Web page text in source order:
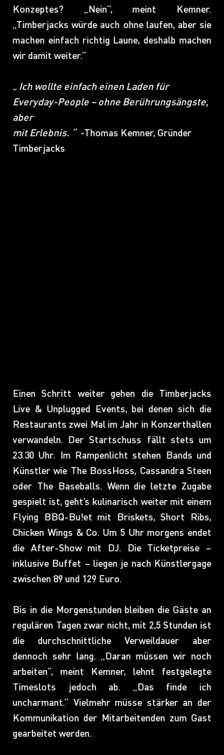
Konzeptes? „Nein“, meint Kemner.
„Timberjacks würde auch ohne laufen, aber sie
machen einfach richtig Laune, deshalb machen
wir damit weiter.“
„ Ich wollte einfach einen Laden für
Everyday-People – ohne Berührungsängste,
aber
mit Erlebnis. “  -Thomas Kemner, Gründer
Timberjacks
Einen Schritt weiter gehen die Timberjacks
Live & Unplugged Events, bei denen sich die
Restaurants zwei Mal im Jahr in Konzerthallen
verwandeln. Der Startschuss fällt stets um
23.30 Uhr. Im Rampenlicht stehen Bands und
Künstler wie The BossHoss, Cassandra Steen
oder The Baseballs. Wenn die letzte Zugabe
gespielt ist, geht’s kulinarisch weiter mit einem
Flying BBQ-Bu!et mit Briskets, Short Ribs,
Chicken Wings & Co. Um 5 Uhr morgens endet
die After-Show mit DJ. Die Ticketpreise –
inklusive Buffet – liegen je nach Künstlergage
zwischen 89 und 129 Euro.
Bis in die Morgenstunden bleiben die Gäste an
regulären Tagen zwar nicht, mit 2,5 Stunden ist
die durchschnittliche Verweildauer aber
dennoch sehr lang. „Daran müssen wir noch
arbeiten“, meint Kemner, lehnt festgelegte
Timeslots jedoch ab. „Das finde ich
uncharmant.“ Vielmehr müsse stärker an der
Kommunikation der Mitarbeitenden zum Gast
gearbeitet werden.